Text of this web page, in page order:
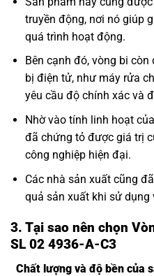
truyền động, nơi nó giúp
quá trình hoạt động.
Bên cạnh đó, vòng bi
bị điện tử, như máy rửa
yêu cầu độ chính xác và
Nhờ vào tính linh hoạt
đã chứng tỏ được giá trị
công nghiệp hiện đại.
Các nhà sản xuất cũng
quả sản xuất khi sử dụng
3. Tại sao nên chọn
SL 02 4936-A-C3
Chất lượng và độ bền của